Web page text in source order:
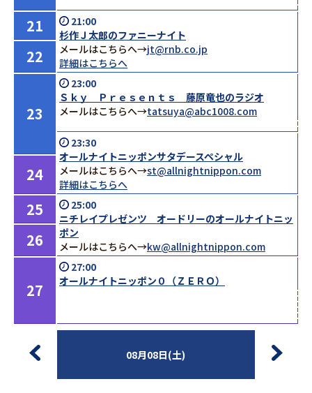
21
21:00
杉作Ｊ太郎のファニーナイト
メールはこちらへ→jt@rnb.co.jp
詳細はこちらへ
22
23
23:00
Ｓｋｙ Ｐｒｅｓｅｎｔｓ 藤原竜也のラジオ
メールはこちらへ→tatsuya@abc1008.com
23:30
オールナイトニッポンサタデースペシャル
メールはこちらへ→st@allnightnippon.com
詳細はこちらへ
24
25
25:00
ニチレイプレゼンツ オードリーのオールナイトニッ
ポン
メールはこちらへ→kw@allnightnippon.com
26
27
27:00
オールナイトニッポン０（ＺＥＲＯ）
08月08日(土)